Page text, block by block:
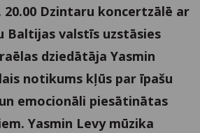
Dzintaru koncertzālē ar
Baltijas valstīs uzstāsies
dziedātāja Yasmin
notikums kļūs par īpašu
emocionāli piesātinātas
Yasmin Levy mūzika